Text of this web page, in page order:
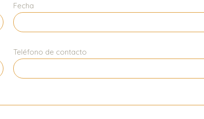
Fecha
Teléfono de contacto